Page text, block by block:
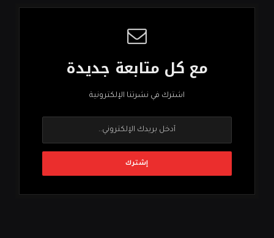
مع كل متابعة جديدة
اشترك في نشرتنا الإلكترونية